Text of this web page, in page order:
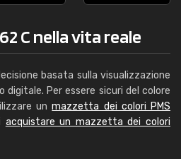
C nella vita reale
basata sulla visualizzazione
digitale. Per essere sicuri del colore
unmazzetta dei colori PMS
acquistare un mazzetta dei colori